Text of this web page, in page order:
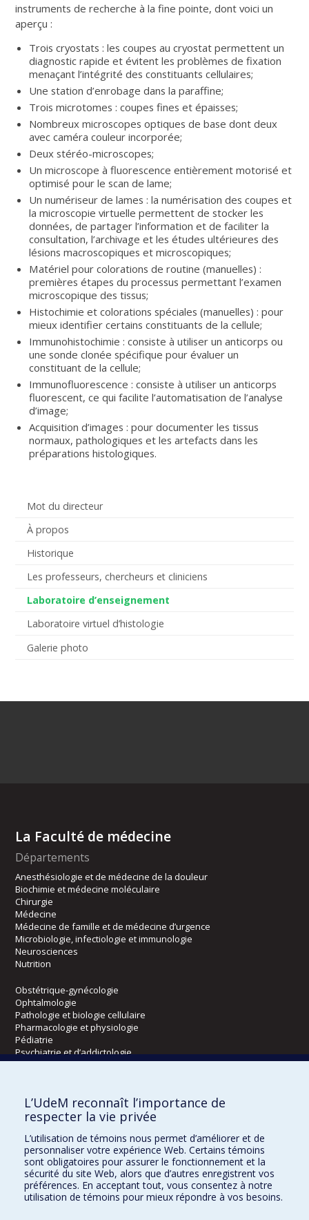
Mot du directeur
À propos
Historique
Les professeurs, chercheurs et cliniciens
Laboratoire d’enseignement
Laboratoire virtuel d’histologie
Galerie photo
instruments de recherche à la fine pointe, dont voici un
aperçu :
Trois cryostats : les coupes au cryostat permettent un
diagnostic rapide et évitent les problèmes de fixation
menaçant l’intégrité des constituants cellulaires;
Une station d’enrobage dans la paraffine;
Trois microtomes : coupes fines et épaisses;
Nombreux microscopes optiques de base dont deux
avec caméra couleur incorporée;
Deux stéréo-microscopes;
Un microscope à fluorescence entièrement motorisé et
optimisé pour le scan de lame;
Un numériseur de lames : la numérisation des coupes et
la microscopie virtuelle permettent de stocker les
données, de partager l’information et de faciliter la
consultation, l’archivage et les études ultérieures des
lésions macroscopiques et microscopiques;
Matériel pour colorations de routine (manuelles) :
premières étapes du processus permettant l’examen
microscopique des tissus;
Histochimie et colorations spéciales (manuelles) : pour
mieux identifier certains constituants de la cellule;
Immunohistochimie : consiste à utiliser un anticorps ou
une sonde clonée spécifique pour évaluer un
constituant de la cellule;
Immunofluorescence : consiste à utiliser un anticorps
fluorescent, ce qui facilite l’automatisation de l’analyse
d’image;
Acquisition d’images : pour documenter les tissus
normaux, pathologiques et les artefacts dans les
préparations histologiques.
La Faculté de médecine
Départements
Anesthésiologie et de médecine de la douleur
Biochimie et médecine moléculaire
Chirurgie
Médecine
Médecine de famille et de médecine d’urgence
Microbiologie, infectiologie et immunologie
Neurosciences
Nutrition
Obstétrique-gynécologie
Ophtalmologie
Pathologie et biologie cellulaire
Pharmacologie et physiologie
Pédiatrie
Psychiatrie et d’addictologie
Radiologie, radio-oncologie et médecine nucléaire
Écoles
Orthophonie et audiologie
Réadaptation
Directions
L’UdeM reconnaît l’importance de
respecter la vie privée
L’utilisation de témoins nous permet d’améliorer et de
personnaliser votre expérience Web. Certains témoins
sont obligatoires pour assurer le fonctionnement et la
sécurité du site Web, alors que d’autres enregistrent vos
préférences. En acceptant tout, vous consentez à notre
utilisation de témoins pour mieux répondre à vos besoins.